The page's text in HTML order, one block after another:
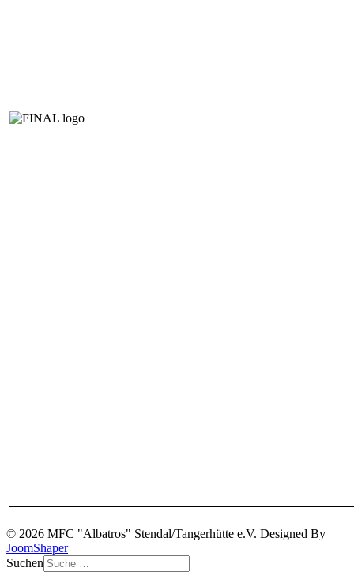
© 2026 MFC "Albatros" Stendal/Tangerhütte e.V. Designed By
JoomShaper
Suchen